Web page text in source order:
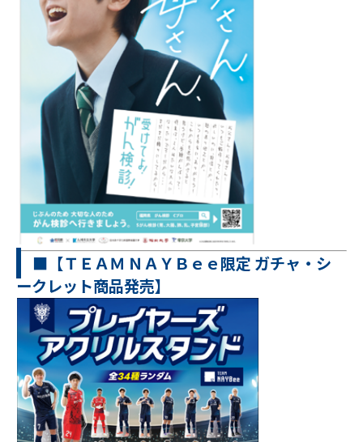
■【ＴＥＡＭ ＮＡＹＢｅｅ限定 ガチャ・シ
ークレット商品発売】